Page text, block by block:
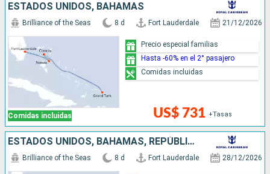
ESTADOS UNIDOS, BAHAMAS
Comidas incluidas
Brilliance of the Seas 8 d Fort Lauderdale 21/12/2026
US$ 731 +Tasas
Precio especial familias
Hasta -60% en el 2° pasajero
Comidas incluidas
ESTADOS UNIDOS, BAHAMAS, REPÚBLICA DOMINICANA, PUERTO RICO
Brilliance of the Seas 8 d Fort Lauderdale 28/12/2026